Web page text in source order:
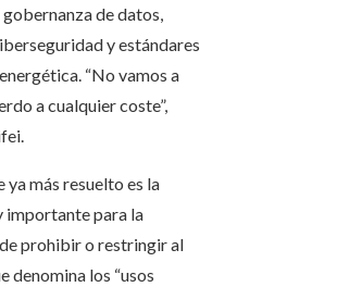
gobernanza de datos,
y estándares
“No vamos a
a cualquier coste”,
ya más resuelto es la
importante para la
prohibir o restringir al
denomina los “usos